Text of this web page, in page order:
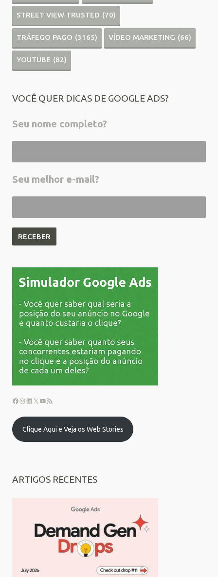
STREET VIEW TRUSTED (70)
TRÁFEGO PAGO (3165) VÍDEO MARKETING (66)
YOUTUBE (82)
VOCÊ QUER DICAS DE GOOGLE ADS?
Seu nome completo?
Seu melhor e-mail?
Clique Aqui e Veja os Web Stories
ARTIGOS RECENTES